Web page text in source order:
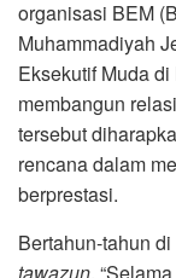
organisasi BEM
Muhammadiyah
Eksekutif Muda
membangun
tersebut
rencana dalam
berprestasi.
Bertahun-tahun